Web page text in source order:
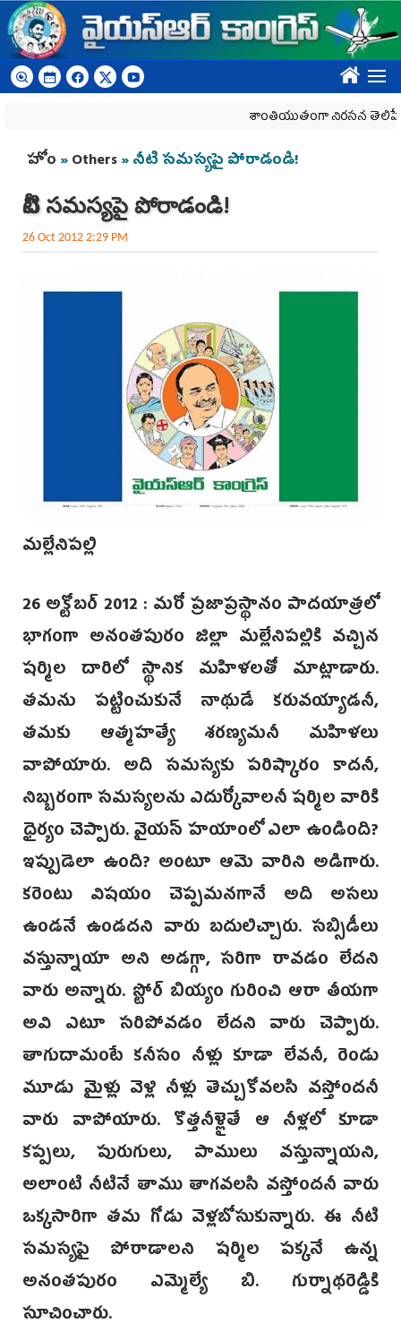
Skip to main content
????
శాంతియుతంగా నిరసన తెలిపే
You are here
హోం »Others» నీటి సమస్యపై పోరాడండి!
నీటి సమస్యపై పోరాడండి!
26 Oct 2012 2:29 PM
మల్లేనిపల్లి
26 అక్టోబర్ 2012 : మరో ప్రజాప్రస్థానం పాదయాత్రలో
భాగంగా అనంతపురం జిల్లా మల్లేనిపల్లికి వచ్చిన
షర్మిల దారిలో స్థానిక మహిళలతో మాట్లాడారు.
తమను పట్టించుకునే నాథుడే కరువయ్యాడనీ,
తమకు ఆత్మహత్యే శరణ్యమనీ మహిళలు
వాపోయారు. అది సమస్యకు పరిష్కారం కాదనీ,
నిబ్బరంగా సమస్యలను ఎదుర్కోవాలనీ షర్మిల వారికి
ధైర్యం చెప్పారు. వైయస్ హయాంలో ఎలా ఉండింది?
ఇప్పుడెలా ఉంది? అంటూ ఆమె వారిని అడిగారు.
కరెంటు విషయం చెప్పమనగానే అది అసలు
ఉండనే ఉండదని వారు బదులిచ్చారు. సబ్సిడీలు
వస్తున్నాయా అని అడగ్గా, సరిగా రావడం లేదని
వారు అన్నారు. స్టోర్ బియ్యం గురించి ఆరా తీయగా
అవి ఎటూ సరిపోవడం లేదని వారు చెప్పారు.
తాగుదామంటే కనీసం నీళ్లు కూడా లేవనీ, రెండు
మూడు మైళ్లు వెళ్లి నీళ్లు తెచ్చుకోవలసి వస్తోందనీ
వారు వాపోయారు. కొత్తనీళ్లైతే ఆ నీళ్లలో కూడా
కప్పలు, పురుగులు, పాములు వస్తున్నాయని,
అలాంటి నీటినే తాము తాగవలసి వస్తోందనీ వారు
ఒక్కసారిగా తమ గోడు వెళ్లబోసుకున్నారు. ఈ నీటి
సమస్యపై పోరాడాలని షర్మిల పక్కనే ఉన్న
అనంతపురం ఎమ్మెల్యే బి. గుర్నాథరెడ్డికి
సూచించారు.